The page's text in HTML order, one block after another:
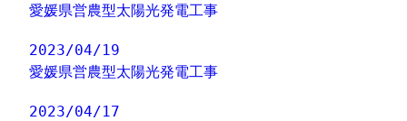
愛媛県営農型太陽光発電工事
2023/04/19
愛媛県営農型太陽光発電工事
2023/04/17